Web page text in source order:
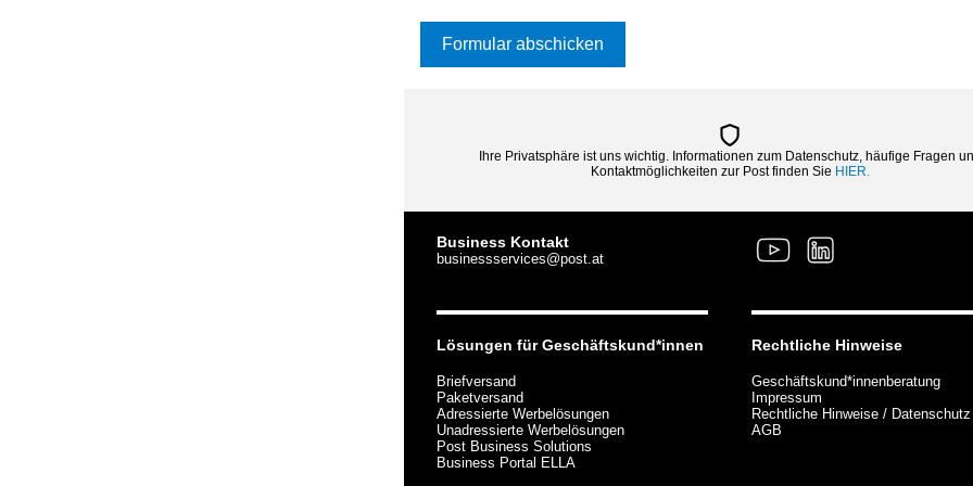
Formular abschicken
Ihre Privatsphäre ist uns wichtig. Informationen zum Datenschutz, häufige Fragen
Kontaktmöglichkeiten zur Post finden Sie HIER.
Business Kontakt
businessservices@post.at
Lösungen für Geschäftskund*innen
Briefversand
Paketversand
Adressierte Werbelösungen
Unadressierte Werbelösungen
Post Business Solutions
Business Portal ELLA
Rechtliche Hinweise
Geschäftskund*innenberatung
Impressum
Rechtliche Hinweise / Datenschutz
AGB